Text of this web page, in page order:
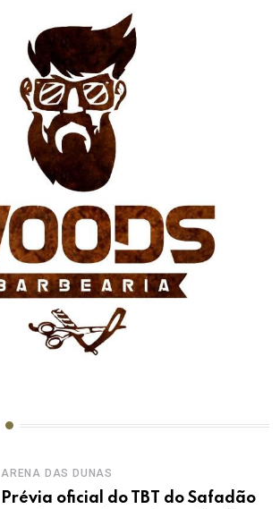
ARENA DAS DUNAS
Prévia oficial do TBT do Safadão